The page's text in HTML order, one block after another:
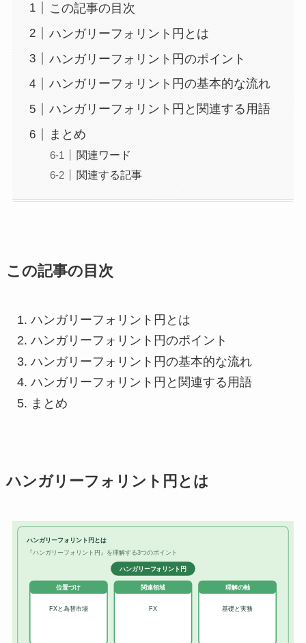
この記事の目次
ハンガリーフォリント円とは
ハンガリーフォリント円のポイント
ハンガリーフォリント円の基本的な流れ
ハンガリーフォリント円と関連する用語
まとめ
関連ワード
関連する記事
この記事の目次
ハンガリーフォリント円とは
ハンガリーフォリント円のポイント
ハンガリーフォリント円の基本的な流れ
ハンガリーフォリント円と関連する用語
まとめ
ハンガリーフォリント円とは
ハンガリーフォリント円とは
『ハンガリーフォリント円』を理解する3つのポイント
ハンガリーフォリント円
位置づけ
FXと為替市場
関連領域
FX
理解の軸
基礎と実務